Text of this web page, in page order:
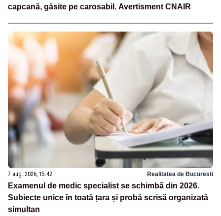
capcană, găsite pe carosabil. Avertisment CNAIR
7 aug. 2026, 15:42 Realitatea de Bucuresti
Examenul de medic specialist se schimbă din 2026.
Subiecte unice în toată țara și probă scrisă organizată
simultan